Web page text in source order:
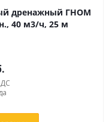
дренажный ГНОМ
40 м3/ч, 25 м